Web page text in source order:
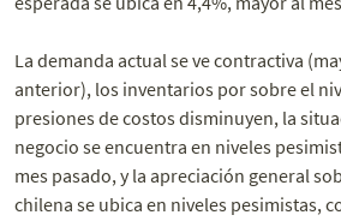
La demanda actual se ve contractiva
anterior), los inventarios por sobre el
presiones de costos disminuyen, la
negocio se encuentra en niveles
mes pasado, y la apreciación general
chilena se ubica en niveles pesimistas,